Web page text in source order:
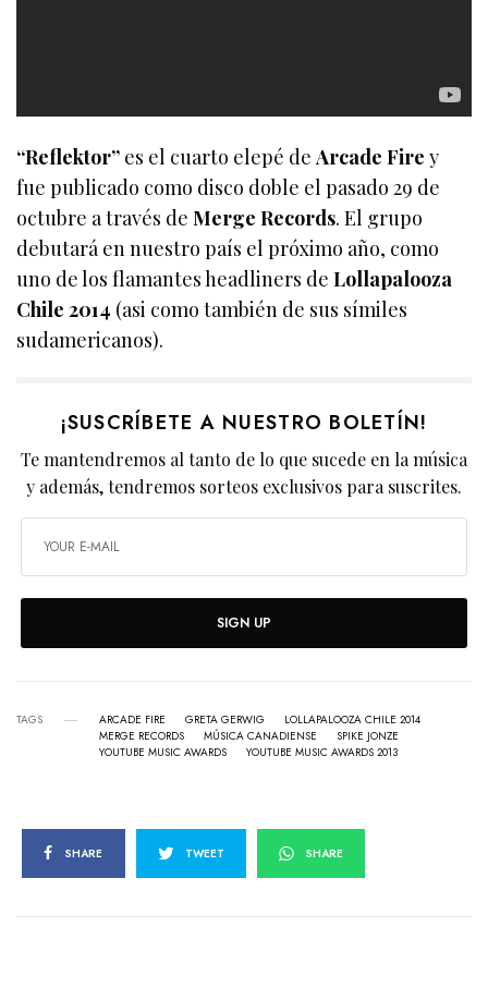
“Reflektor” es el cuarto elepé deArcade Fire y
fue publicado como disco doble el pasado 29 de
octubre a través deMerge Records. El grupo
debutará en nuestro país el próximo año, como
uno de los flamantes headliners deLollapalooza
Chile 2014 (asi como también de sus símiles
sudamericanos).
¡SUSCRÍBETE A NUESTRO BOLETÍN!
Te mantendremos al tanto de lo que sucede en la música
y además, tendremos sorteos exclusivos para suscrites.
SIGN UP
TAGS ARCADE FIRE GRETA GERWIG
LOLLAPALOOZA CHILE 2014
MERGE RECORDS
MÚSICA CANADIENSE
SPIKE JONZE
YOUTUBE MUSIC AWARDS
YOUTUBE MUSIC AWARDS 2013
SHARE TWEET SHARE